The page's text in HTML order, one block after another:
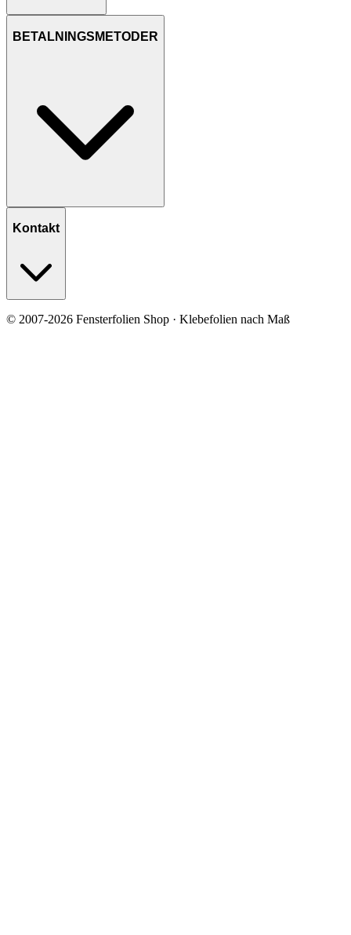
BETALNINGSMETODER
Kontakt
© 2007-2026 Fensterfolien Shop · Klebefolien nach Maß